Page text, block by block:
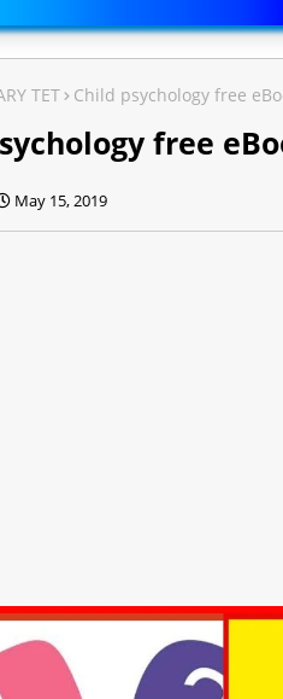
TET Child psychology free
free
May 15, 2019